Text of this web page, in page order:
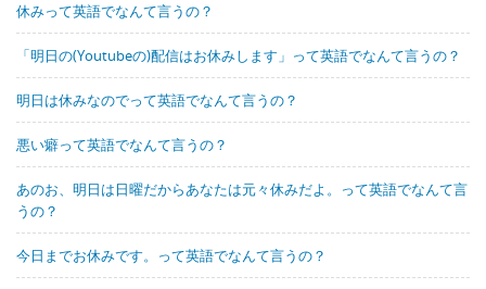
休みって英語でなんて言うの？
「明日の(Youtubeの)配信はお休みします」って英語でなんて言うの？
明日は休みなのでって英語でなんて言うの？
悪い癖って英語でなんて言うの？
あのお、明日は日曜だからあなたは元々休みだよ。って英語でなんて言
うの？
今日までお休みです。って英語でなんて言うの？